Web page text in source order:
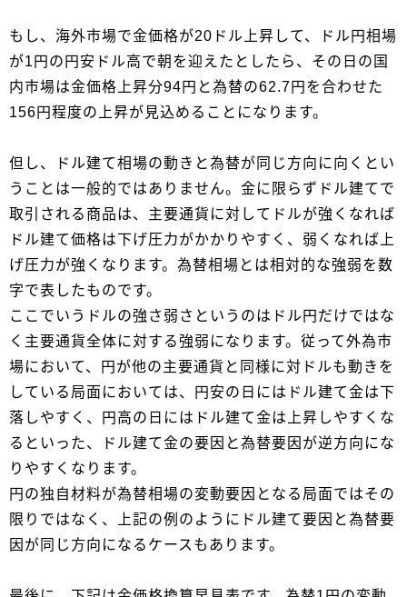
もし、海外市場で金価格が20ドル上昇して、ドル円相場
が1円の円安ドル高で朝を迎えたとしたら、その日の国
内市場は金価格上昇分94円と為替の62.7円を合わせた
156円程度の上昇が見込めることになります。
但し、ドル建て相場の動きと為替が同じ方向に向くとい
うことは一般的ではありません。金に限らずドル建てで
取引される商品は、主要通貨に対してドルが強くなれば
ドル建て価格は下げ圧力がかかりやすく、弱くなれば上
げ圧力が強くなります。為替相場とは相対的な強弱を数
字で表したものです。
ここでいうドルの強さ弱さというのはドル円だけではな
く主要通貨全体に対する強弱になります。従って外為市
場において、円が他の主要通貨と同様に対ドルも動きを
している局面においては、円安の日にはドル建て金は下
落しやすく、円高の日にはドル建て金は上昇しやすくな
るといった、ドル建て金の要因と為替要因が逆方向にな
りやすくなります。
円の独自材料が為替相場の変動要因となる局面ではその
限りではなく、上記の例のようにドル建て要因と為替要
因が同じ方向になるケースもあります。